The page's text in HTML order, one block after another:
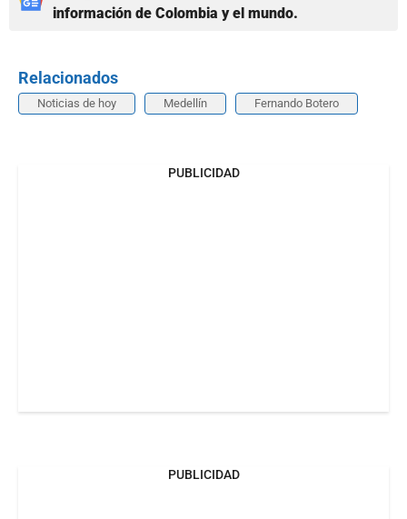
información de Colombia y el mundo.
Relacionados
Noticias de hoy Medellín Fernando Botero
PUBLICIDAD
PUBLICIDAD